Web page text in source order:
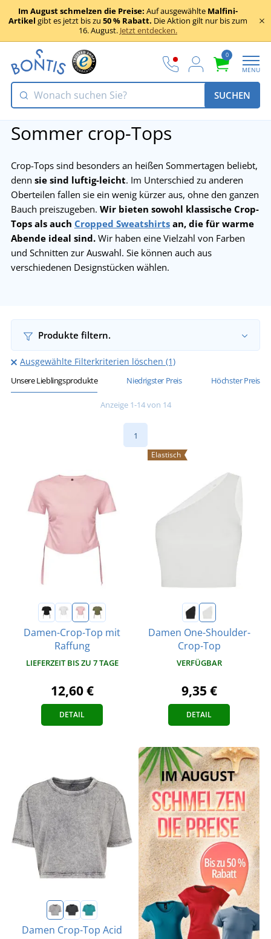
Im August schmelzen die Preise: Auf ausgewählte Malfini-
Artikel gibt es jetzt bis zu 50 % Rabatt. Die Aktion gilt nur bis zum
16. August. Jetzt entdecken.
0
MENU
SUCHEN
Sommer crop-Tops
Crop-Tops sind besonders an heißen Sommertagen beliebt,
denn sie sind luftig-leicht. Im Unterschied zu anderen
Oberteilen fallen sie ein wenig kürzer aus, ohne den ganzen
Bauch preiszugeben. Wir bieten sowohl klassische Crop-
Tops als auch Cropped Sweatshirts an, die für warme
Abende ideal sind. Wir haben eine Vielzahl von Farben
und Schnitten zur Auswahl. Sie können auch aus
verschiedenen Designstücken wählen.
Produkte filtern.
Ausgewählte Filterkriterien löschen (1)
Unsere Lieblingsprodukte Niedrigster Preis Höchster Preis
Anzeige 1-14 von 14
1
Damen-Crop-Top mit
Raffung
LIEFERZEIT BIS ZU 7 TAGE
12,60 €
DETAIL
Elastisch
Damen One-Shoulder-
Crop-Top
VERFÜGBAR
9,35 €
DETAIL
Damen Crop-Top Acid